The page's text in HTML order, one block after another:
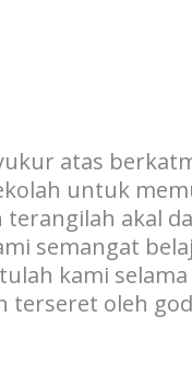
atas
untuk
akal
semangat
kami
terseret oleh